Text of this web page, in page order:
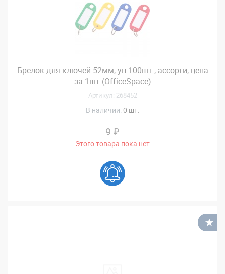
Брелок для ключей 52мм, уп.100шт., ассорти, цена
за 1шт (OfficeSpace)
Артикул: 268452
В наличии: 0 шт.
9 ₽
Этого товара пока нет